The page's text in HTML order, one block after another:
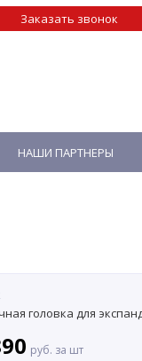
Заказать звонок
НАШИ ПАРТНЕРЫ
головка для
руб. за шт